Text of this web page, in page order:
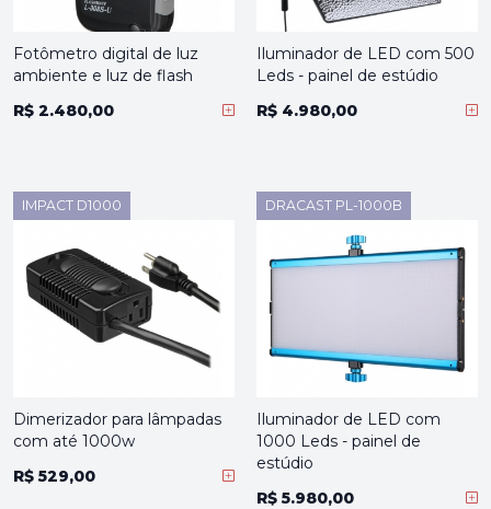
Fotômetro digital de luz
ambiente e luz de flash
R$ 2.480,00
Iluminador de LED com 500
Leds - painel de estúdio
R$ 4.980,00
IMPACT D1000
Dimerizador para lâmpadas
com até 1000w
R$ 529,00
DRACAST PL-1000B
Iluminador de LED com
1000 Leds - painel de
estúdio
R$ 5.980,00